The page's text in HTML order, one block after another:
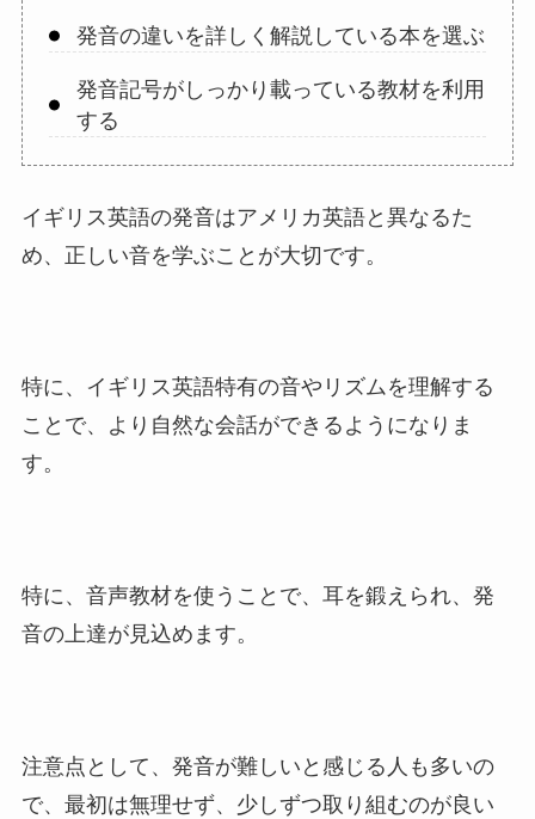
発音の違いを詳しく解説している本を選ぶ
発音記号がしっかり載っている教材を利用
する
イギリス英語の発音はアメリカ英語と異なるた
め、正しい音を学ぶことが大切です。
特に、イギリス英語特有の音やリズムを理解する
ことで、より自然な会話ができるようになりま
す。
特に、音声教材を使うことで、耳を鍛えられ、発
音の上達が見込めます。
注意点として、発音が難しいと感じる人も多いの
で、最初は無理せず、少しずつ取り組むのが良い